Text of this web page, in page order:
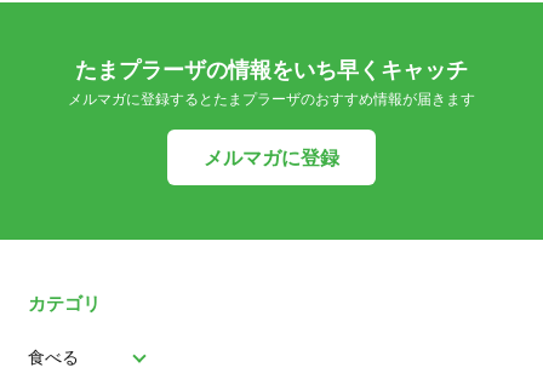
たまプラーザの情報をいち早くキャッチ
メルマガに登録するとたまプラーザのおすすめ情報が届きます
メルマガに登録
カテゴリ
食べる